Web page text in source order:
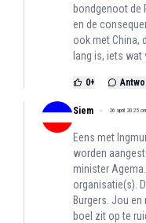
bondgenoot de
en de
ook met China,
lang is, iets
0+
Siem 26 april 2025
Eens met
worden
minister
organisatie(s).
Burgers. Jou en
boel zit op te